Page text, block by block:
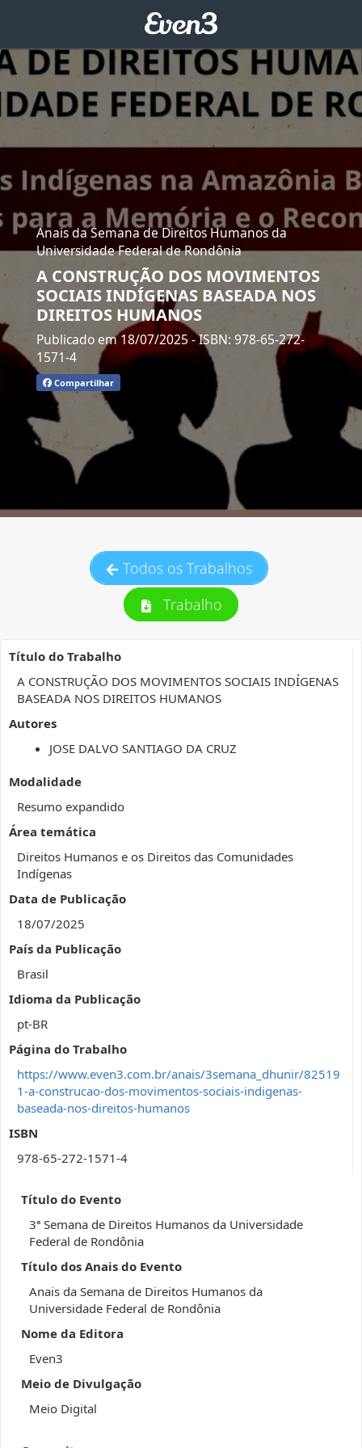
Anais da Semana de Direitos Humanos da
Universidade Federal de Rondônia
A CONSTRUÇÃO DOS MOVIMENTOS
SOCIAIS INDÍGENAS BASEADA NOS
DIREITOS HUMANOS
Publicado em 18/07/2025 - ISBN: 978-65-272-
1571-4
Compartilhar
Todos os Trabalhos
Trabalho
Título do Trabalho
A CONSTRUÇÃO DOS MOVIMENTOS SOCIAIS INDÍGENAS
BASEADA NOS DIREITOS HUMANOS
Autores
JOSE DALVO SANTIAGO DA CRUZ
Modalidade
Resumo expandido
Área temática
Direitos Humanos e os Direitos das Comunidades
Indígenas
Data de Publicação
18/07/2025
País da Publicação
Brasil
Idioma da Publicação
pt-BR
Página do Trabalho
https://www.even3.com.br/anais/3semana_dhunir/82519
1-a-construcao-dos-movimentos-sociais-indigenas-
baseada-nos-direitos-humanos
ISBN
978-65-272-1571-4
Título do Evento
3ª Semana de Direitos Humanos da Universidade
Federal de Rondônia
Título dos Anais do Evento
Anais da Semana de Direitos Humanos da
Universidade Federal de Rondônia
Nome da Editora
Even3
Meio de Divulgação
Meio Digital